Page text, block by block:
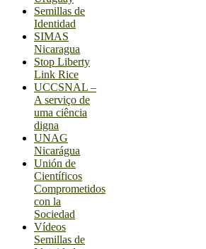
Semillas de
Identidad
SIMAS
Nicaragua
Stop Liberty
Link Rice
UCCSNAL –
A serviço de
uma ciência
digna
UNAG
Nicarágua
Unión de
Científicos
Comprometidos
con la
Sociedad
Vídeos
Semillas de